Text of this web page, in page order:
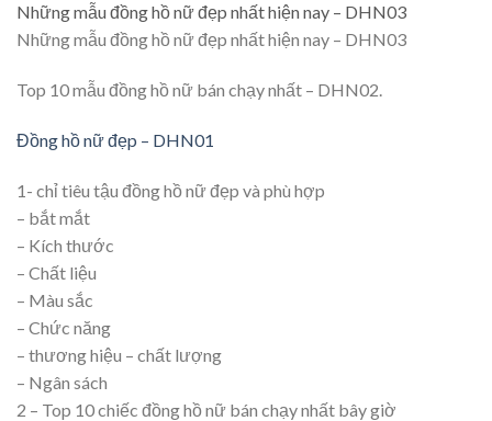
Những mẫu đồng hồ nữ đẹp nhất hiện nay – DHN03
Những mẫu đồng hồ nữ đẹp nhất hiện nay – DHN03
Top 10 mẫu đồng hồ nữ bán chạy nhất – DHN02.
Đồng hồ nữ đẹp – DHN01
1- chỉ tiêu tậu đồng hồ nữ đẹp và phù hợp
– bắt mắt
– Kích thước
– Chất liệu
– Màu sắc
– Chức năng
– thương hiệu – chất lượng
– Ngân sách
2 – Top 10 chiếc đồng hồ nữ bán chạy nhất bây giờ